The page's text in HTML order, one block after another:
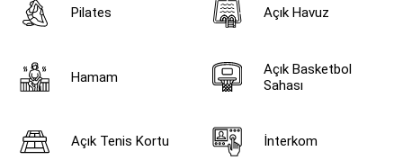
Pilates Açık Havuz
Hamam
Açık Basketbol
Sahası
Açık Tenis Kortu İnterkom